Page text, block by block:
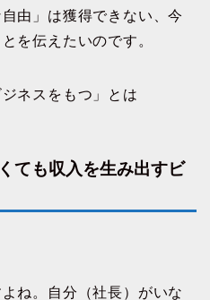
由」は獲得できない、今
を伝えたいのです。
ネスをもつ」とは
ても収入を生み出すビ
ね。自分（社長）がいな